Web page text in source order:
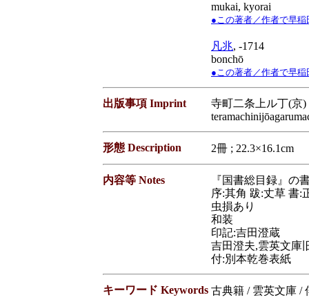
mukai, kyorai
●この著者／作者で早稲
凡兆, -1714
bonchō
●この著者／作者で早稲
出版事項 Imprint
寺町二条上ル丁(京
形態 Description 2冊 ; 22.3×16.1cm
内容等 Notes
『国書総目録』の
序:其角 跋:丈草 書:
虫損あり
和装
印記:吉田澄蔵
吉田澄夫,雲英文庫
付:別本乾巻表紙
キーワード Keywords 古典籍 / 雲英文庫 /